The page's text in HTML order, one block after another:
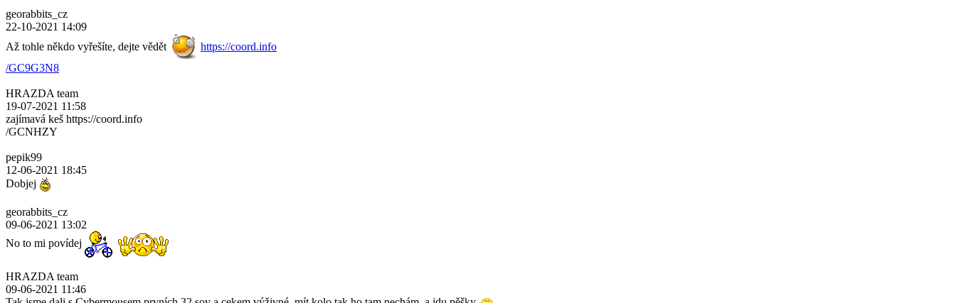
georabbits_cz
22-10-2021 14:09
Až tohle někdo vyřešíte, dejte vědět
https://coord.info
/GC9G3N8
HRAZDA team
19-07-2021 11:58
zajímavá keš https://coord.info
/GCNHZY
pepik99
12-06-2021 18:45
Dobjej
georabbits_cz
09-06-2021 13:02
No to mi povídej
HRAZDA team
09-06-2021 11:46